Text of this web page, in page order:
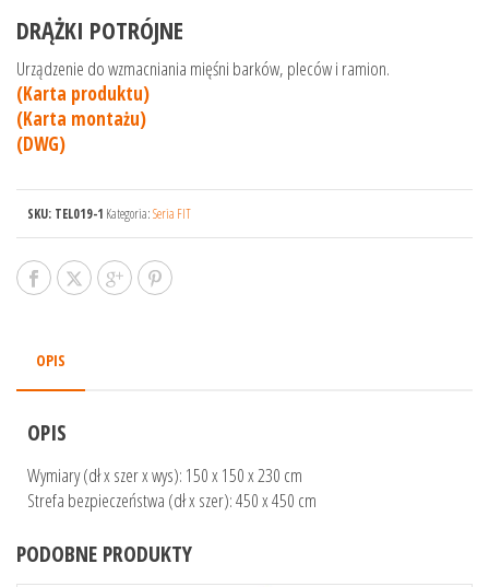
DRĄŻKI POTRÓJNE
Urządzenie do wzmacniania mięśni barków, pleców i ramion.
(Karta produktu)
(Karta montażu)
(DWG)
SKU: TEL019-1 Kategoria:Seria FIT
OPIS
OPIS
Wymiary (dł x szer x wys): 150 x 150 x 230 cm
Strefa bezpieczeństwa (dł x szer): 450 x 450 cm
PODOBNE PRODUKTY